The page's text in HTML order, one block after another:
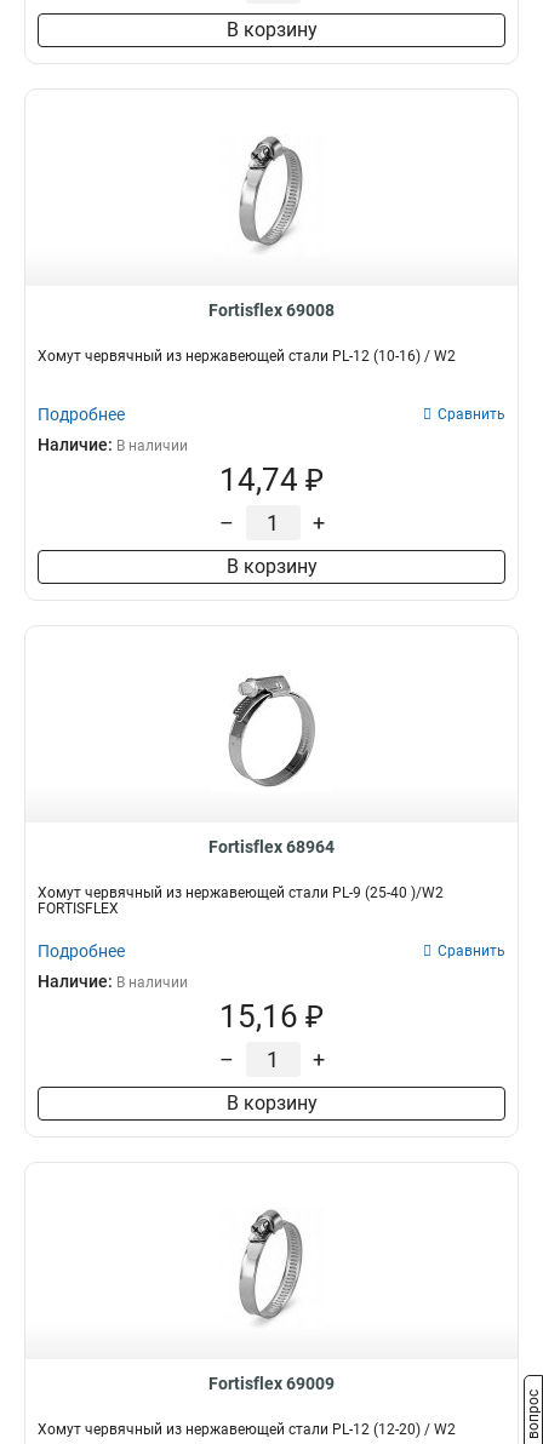
В корзину
Fortisflex 69008
Хомут червячный из нержавеющей стали PL-12 (10-16) / W2
Подробнее Сравнить
Наличие: В наличии
14,74 ₽
– +
В корзину
Fortisflex 68964
Хомут червячный из нержавеющей стали PL-9 (25-40 )/W2
FORTISFLEX
Подробнее Сравнить
Наличие: В наличии
15,16 ₽
– +
В корзину
Fortisflex 69009
Хомут червячный из нержавеющей стали PL-12 (12-20) / W2